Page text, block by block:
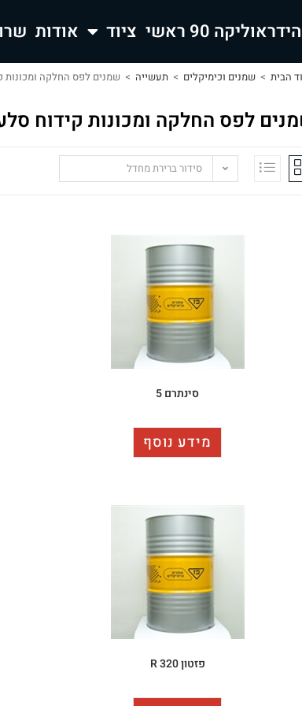
הידראוליקה 90 ראשי ציוד אודות
הבית > שמנים וכימיקלים > תעשייה > שמנים לפס החלקה ומכונות
לפס החלקה ומכונות קידוח
סידור ברירת מחדל
סינתרם 5
מידע נוסף
פזטון R 320